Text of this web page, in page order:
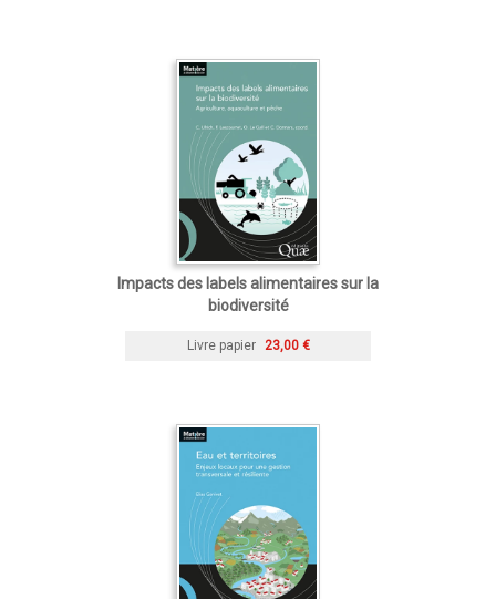
Impacts des labels alimentaires sur la
biodiversité
Livre papier 23,00 €